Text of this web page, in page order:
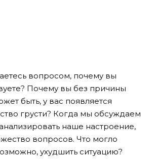
вопросом, почему вы
Почему вы без причины
быть, у вас появляется
грусти? Когда мы обсуждаем
наше настроение,
вопросов. Что могло
ухудшить ситуацию?